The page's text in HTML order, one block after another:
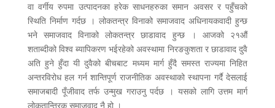
वा वर्गीय रुपमा उत्पादनका हरेक साधनहरुका समान अवसर र पहुँचको
स्थिति निर्माण गर्दछ । लोकतन्त्र विनाको समाजवाद अधिनायकवादी हुन्छ
भने समाजवाद विनाको लोकतन्त्र छाडावाद हुन्छ । आजको २१औं
शताब्दीको विश्व ब्यापिकरण भईरहेको अवस्थामा निरङकुशता र छाडावाद दुवै
अति हुने हुँदा यी दुवैको बीचबाट मध्यम मार्ग हुँदै समस्त राज्यमा निहित
अन्तरविरोध हल गर्न शान्तिपूर्ण राजनीतिक अवस्थाको स्थापना गर्दै देसलाई
समाजबादी पूँजीवाद तर्फ उन्मुख गराउनु पर्दछ । यसको लागि उत्तम मार्ग
लोकतान्त्रिक समाजवाद नै हो ।